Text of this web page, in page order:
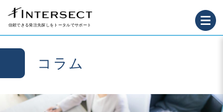
信頼できる発注先探しをトータルでサポート
コラム